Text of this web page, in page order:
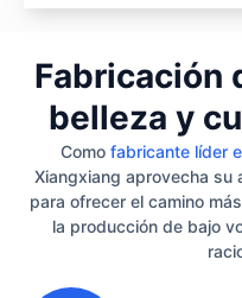
Fabricación
belleza y
Como fabricante líder
Xiangxiang aprovecha su
para ofrecer el camino
la producción de bajo